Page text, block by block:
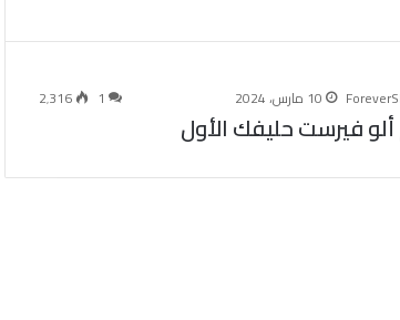
10 مارس، 2024 1 2٬316
ألو فيرست حليفك الأول